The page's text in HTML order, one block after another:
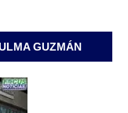
GUZMÁN